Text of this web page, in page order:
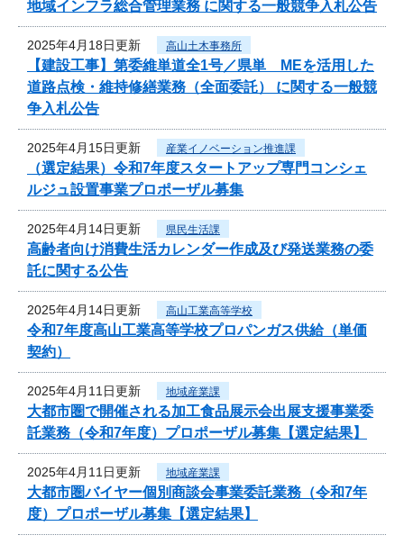
地域インフラ総合管理業務 に関する一般競争入札公告
2025年4月18日更新 高山土木事務所
【建設工事】第委維単道全1号／県単 MEを活用した
道路点検・維持修繕業務（全面委託） に関する一般競
争入札公告
2025年4月15日更新 産業イノベーション推進課
（選定結果）令和7年度スタートアップ専門コンシェ
ルジュ設置事業プロポーザル募集
2025年4月14日更新 県民生活課
高齢者向け消費生活カレンダー作成及び発送業務の委
託に関する公告
2025年4月14日更新 高山工業高等学校
令和7年度高山工業高等学校プロパンガス供給（単価
契約）
2025年4月11日更新 地域産業課
大都市圏で開催される加工食品展示会出展支援事業委
託業務（令和7年度）プロポーザル募集【選定結果】
2025年4月11日更新 地域産業課
大都市圏バイヤー個別商談会事業委託業務（令和7年
度）プロポーザル募集【選定結果】